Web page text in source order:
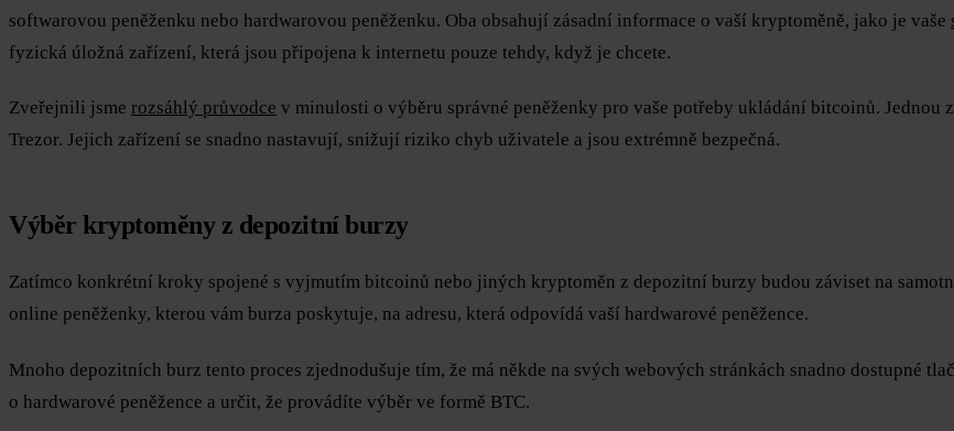
softwarovou peněženku nebo hardwarovou peněženku. Oba obsahují zásadní informace o vaší kryptoměně, jako je vaše
fyzická úložná zařízení, která jsou připojena k internetu pouze tehdy, když je chcete.
Zveřejnili jsme rozsáhlý průvodce v minulosti o výběru správné peněženky pro vaše potřeby ukládání bitcoinů. Jednou
Trezor. Jejich zařízení se snadno nastavují, snižují riziko chyb uživatele a jsou extrémně bezpečná.
Výběr kryptoměny z depozitní burzy
Zatímco konkrétní kroky spojené s vyjmutím bitcoinů nebo jiných kryptoměn z depozitní burzy budou záviset na
online peněženky, kterou vám burza poskytuje, na adresu, která odpovídá vaší hardwarové peněžence.
Mnoho depozitních burz tento proces zjednodušuje tím, že má někde na svých webových stránkách snadno dostupné
o hardwarové peněžence a určit, že provádíte výběr ve formě BTC.